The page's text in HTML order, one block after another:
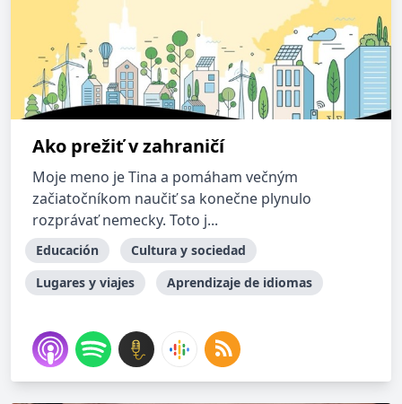
Ako prežiť v zahraničí
Moje meno je Tina a pomáham večným
začiatočníkom naučiť sa konečne plynulo
rozprávať nemecky. Toto j...
Educación
Cultura y sociedad
Lugares y viajes
Aprendizaje de idiomas